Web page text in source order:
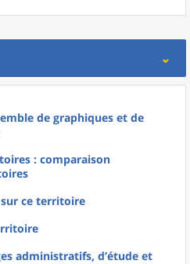
de graphiques et de
: comparaison
ce territoire
administratifs, d’étude et